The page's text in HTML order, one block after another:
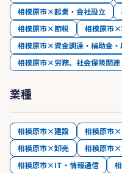
相模原市×起業・会社設立
相模原市×節税
相模原市
相模原市×資金調達・補助金・
相模原市×労務、社会保険関連
業種
相模原市×建設 相模原市
相模原市×卸売
相模原市×
相模原市×IT・情報通信